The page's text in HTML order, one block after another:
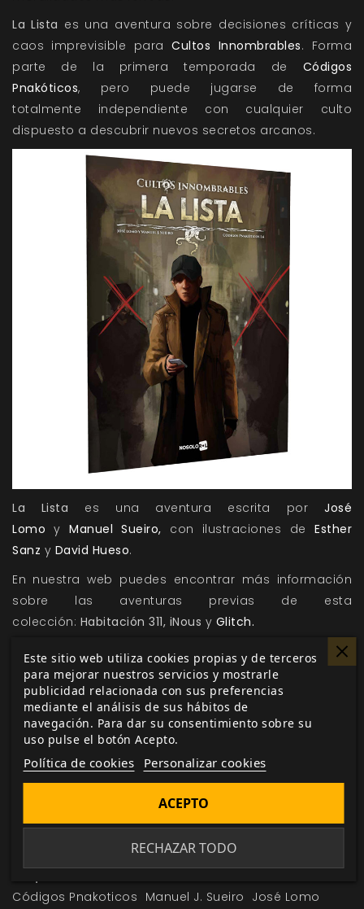
La Lista es una aventura sobre decisiones críticas y
caos imprevisible paraCultos Innombrables. Forma
parte de la primera temporada de Códigos
Pnakóticos, pero puede jugarse de forma
totalmente independiente con cualquier culto
dispuesto a descubrir nuevos secretos arcanos.
La Lista es una aventura escrita por José
Lomoy Manuel Sueiro, con ilustraciones de Esther
Sanz y David Hueso.
En nuestra web puedes encontrar más información
sobre las aventuras previas de esta
colección: Habitación 311, iNous y Glitch.
Sigue de cerca todas las novedades y avances
sobre Cultos Innombrablesy el resto de tus juegos y
suplementos favoritos mediante la sección
denoticiasy desarrollo de nuestra web.
Me gusta esto
Códigos Pnakoticos Manuel J. Sueiro José Lomo
Este sitio web utiliza cookies propias y de terceros
para mejorar nuestros servicios y mostrarle
publicidad relacionada con sus preferencias
mediante el análisis de sus hábitos de
navegación. Para dar su consentimiento sobre su
uso pulse el botón Acepto.
Política de cookies Personalizar cookies
RECHAZAR TODO
ACEPTO